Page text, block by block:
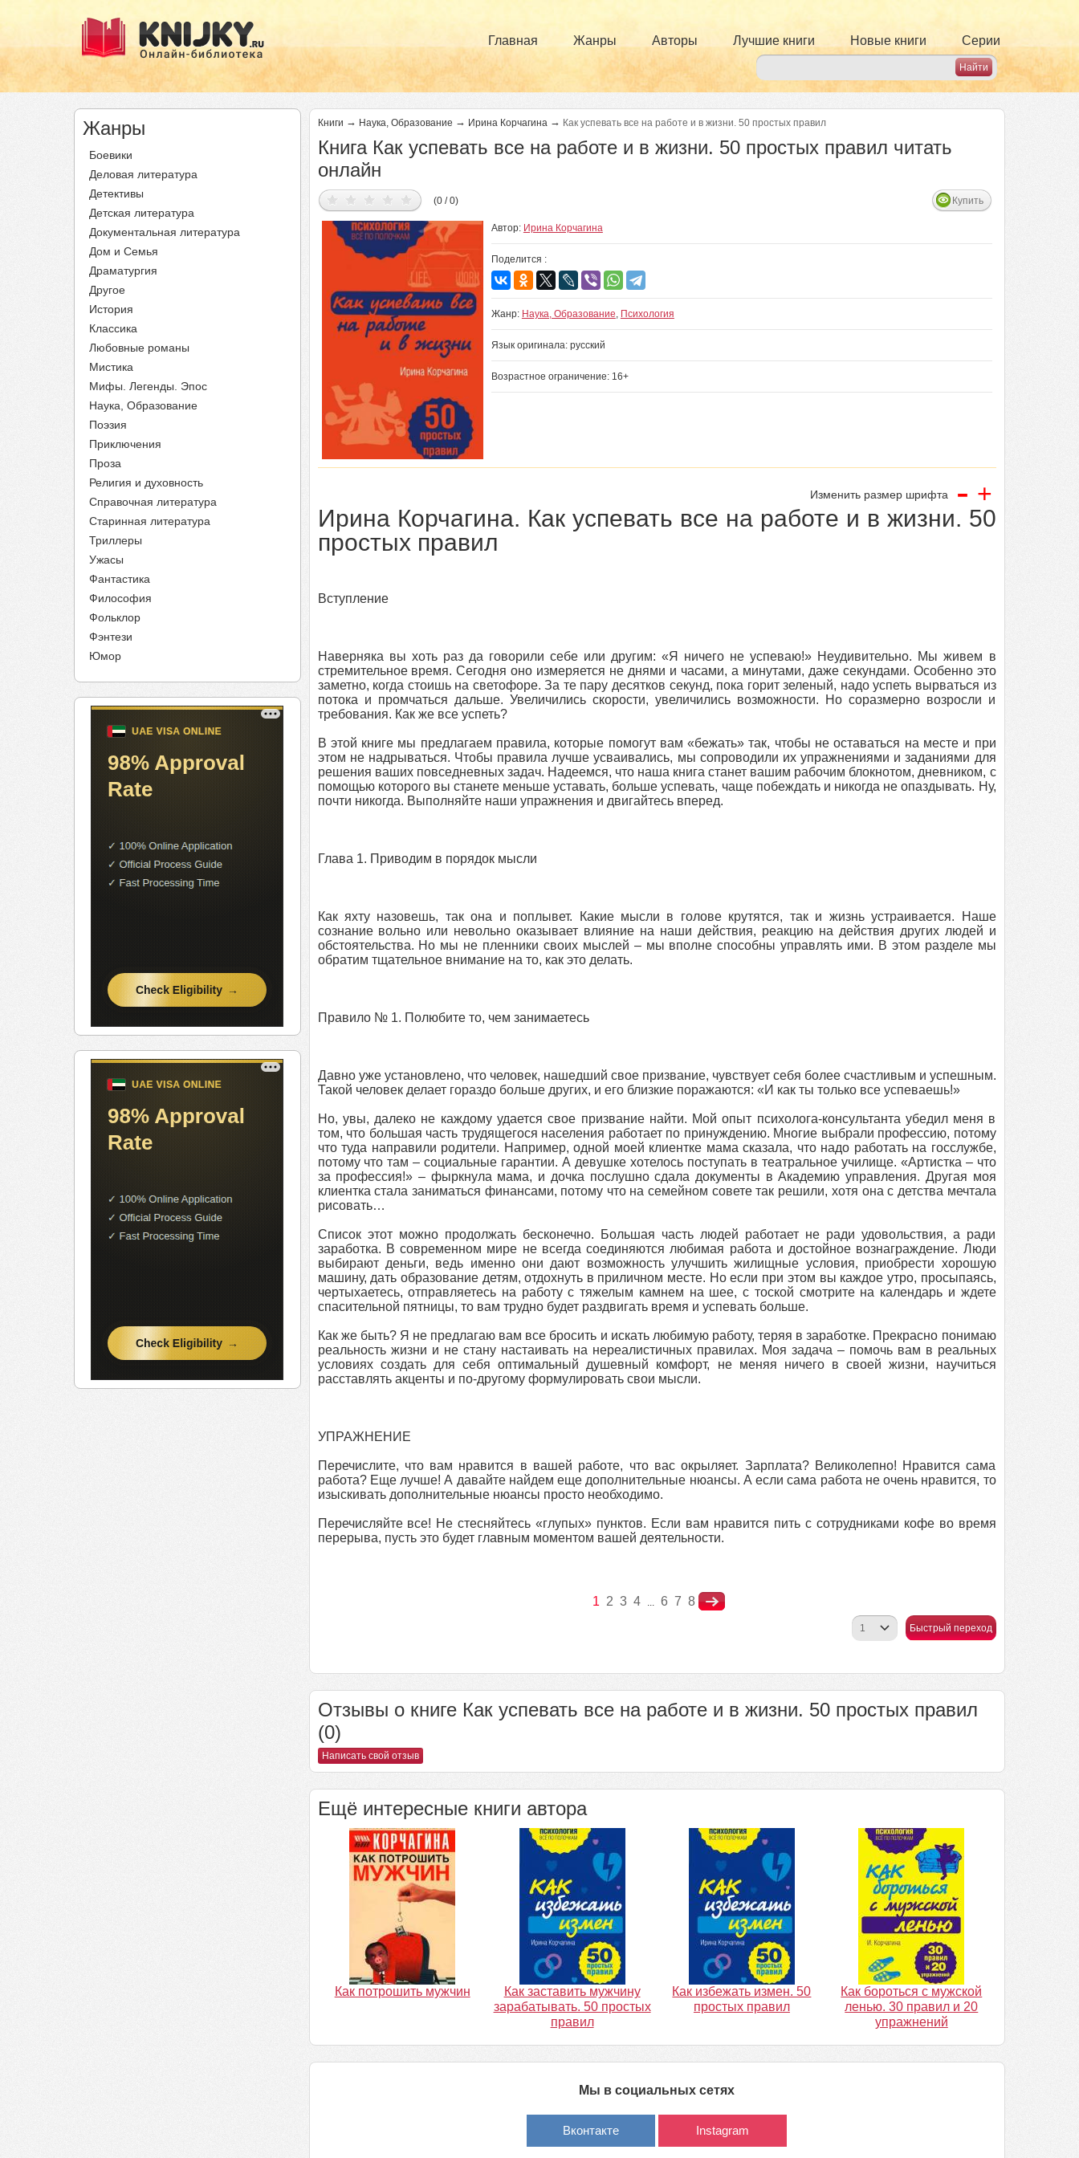
Главная Жанры Авторы Лучшие книги Новые книги Серии
Жанры
Боевики
Деловая литература
Детективы
Детская литература
Документальная литература
Дом и Семья
Драматургия
Другое
История
Классика
Любовные романы
Мистика
Мифы. Легенды. Эпос
Наука, Образование
Поэзия
Приключения
Проза
Религия и духовность
Справочная литература
Старинная литература
Триллеры
Ужасы
Фантастика
Философия
Фольклор
Фэнтези
Юмор
Книги → Наука, Образование → Ирина Корчагина → Как успевать все на работе и в жизни. 50 простых правил
Книга Как успевать все на работе и в жизни. 50 простых правил читать
онлайн
(0 / 0) Купить
Автор: Ирина Корчагина
Поделится :
Жанр: Наука, Образование, Психология
Язык оригинала: русский
Возрастное ограничение: 16+
Изменить размер шрифта - +
Ирина Корчагина. Как успевать все на работе и в жизни. 50
простых правил
Вступление
Наверняка вы хоть раз да говорили себе или другим: «Я ничего не успеваю!» Неудивительно. Мы живем в
стремительное время. Сегодня оно измеряется не днями и часами, а минутами, даже секундами. Особенно это
заметно, когда стоишь на светофоре. За те пару десятков секунд, пока горит зеленый, надо успеть вырваться из
потока и промчаться дальше. Увеличились скорости, увеличились возможности. Но соразмерно возросли и
требования. Как же все успеть?
В этой книге мы предлагаем правила, которые помогут вам «бежать» так, чтобы не оставаться на месте и при
этом не надрываться. Чтобы правила лучше усваивались, мы сопроводили их упражнениями и заданиями для
решения ваших повседневных задач. Надеемся, что наша книга станет вашим рабочим блокнотом, дневником, с
помощью которого вы станете меньше уставать, больше успевать, чаще побеждать и никогда не опаздывать. Ну,
почти никогда. Выполняйте наши упражнения и двигайтесь вперед.
Глава 1. Приводим в порядок мысли
Как яхту назовешь, так она и поплывет. Какие мысли в голове крутятся, так и жизнь устраивается. Наше
сознание вольно или невольно оказывает влияние на наши действия, реакцию на действия других людей и
обстоятельства. Но мы не пленники своих мыслей – мы вполне способны управлять ими. В этом разделе мы
обратим тщательное внимание на то, как это делать.
Правило № 1. Полюбите то, чем занимаетесь
Давно уже установлено, что человек, нашедший свое призвание, чувствует себя более счастливым и успешным.
Такой человек делает гораздо больше других, и его близкие поражаются: «И как ты только все успеваешь!»
Но, увы, далеко не каждому удается свое призвание найти. Мой опыт психолога-консультанта убедил меня в
том, что большая часть трудящегося населения работает по принуждению. Многие выбрали профессию, потому
что туда направили родители. Например, одной моей клиентке мама сказала, что надо работать на госслужбе,
потому что там – социальные гарантии. А девушке хотелось поступать в театральное училище. «Артистка – что
за профессия!» – фыркнула мама, и дочка послушно сдала документы в Академию управления. Другая моя
клиентка стала заниматься финансами, потому что на семейном совете так решили, хотя она с детства мечтала
рисовать…
Список этот можно продолжать бесконечно. Большая часть людей работает не ради удовольствия, а ради
заработка. В современном мире не всегда соединяются любимая работа и достойное вознаграждение. Люди
выбирают деньги, ведь именно они дают возможность улучшить жилищные условия, приобрести хорошую
машину, дать образование детям, отдохнуть в приличном месте. Но если при этом вы каждое утро, просыпаясь,
чертыхаетесь, отправляетесь на работу с тяжелым камнем на шее, с тоской смотрите на календарь и ждете
спасительной пятницы, то вам трудно будет раздвигать время и успевать больше.
Как же быть? Я не предлагаю вам все бросить и искать любимую работу, теряя в заработке. Прекрасно понимаю
реальность жизни и не стану настаивать на нереалистичных правилах. Моя задача – помочь вам в реальных
условиях создать для себя оптимальный душевный комфорт, не меняя ничего в своей жизни, научиться
расставлять акценты и по-другому формулировать свои мысли.
УПРАЖНЕНИЕ
Перечислите, что вам нравится в вашей работе, что вас окрыляет. Зарплата? Великолепно! Нравится сама
работа? Еще лучше! А давайте найдем еще дополнительные нюансы. А если сама работа не очень нравится, то
изыскивать дополнительные нюансы просто необходимо.
Перечисляйте все! Не стесняйтесь «глупых» пунктов. Если вам нравится пить с сотрудниками кофе во время
перерыва, пусть это будет главным моментом вашей деятельности.
1 2 3 4 ... 6 7 8
Быстрый переход
Отзывы о книге Как успевать все на работе и в жизни. 50 простых правил
(0)
Написать свой отзыв
Ещё интересные книги автора
Как потрошить мужчин
Как заставить мужчину
зарабатывать. 50 простых
правил
Как избежать измен. 50
простых правил
Как бороться с мужской
ленью. 30 правил и 20
упражнений
Мы в социальных сетях
Вконтакте Instagram